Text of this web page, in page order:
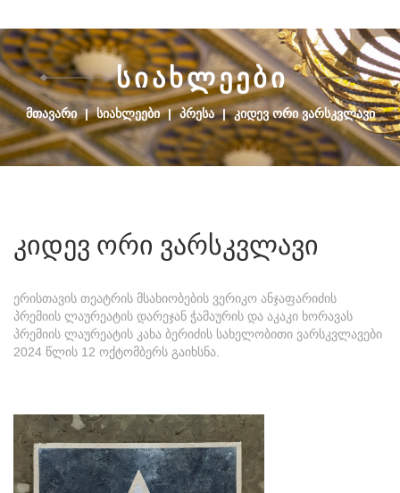
ᲡᲘᲐᲮᲚᲔᲔᲑᲘ
ᲛᲗᲐᲕᲐᲠᲘ | ᲡᲘᲐᲮᲚᲔᲔᲑᲘ | ᲞᲠᲔᲡᲐ | ᲙᲘᲓᲔᲕ ᲝᲠᲘ ᲕᲐᲠᲡᲙᲕᲚᲐᲕᲘ
კიდევ ორი ვარსკვლავი
ერისთავის თეატრის მსახიობების ვერიკო ანჯაფარიძის
პრემიის ლაურეატის დარეჯან ჭამაურის და აკაკი ხორავას
პრემიის ლაურეატის კახა ბერიძის სახელობითი ვარსკვლავები
2024 წლის 12 ოქტომბერს გაიხსნა.